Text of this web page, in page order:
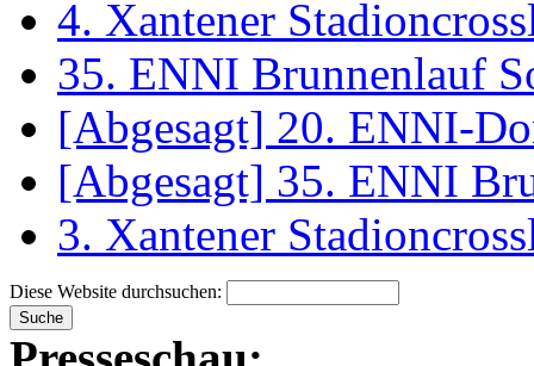
4. Xantener
35. ENNI Brunnenlauf
[Abgesagt] 20. ENNI-
[Abgesagt] 35. ENNI
3. Xantener
Diese Website durchsuchen: